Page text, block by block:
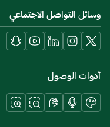
وسائل التواصل الاجتماعي
أدوات الوصول